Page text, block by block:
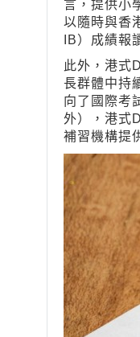
言，提供小
以隨時與香
IB）成績報
此外，港式
長群體中持
向了國際考
外），港式
補習機構提